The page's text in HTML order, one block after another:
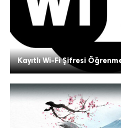
Kayıtlı Wi-Fi Şifresi